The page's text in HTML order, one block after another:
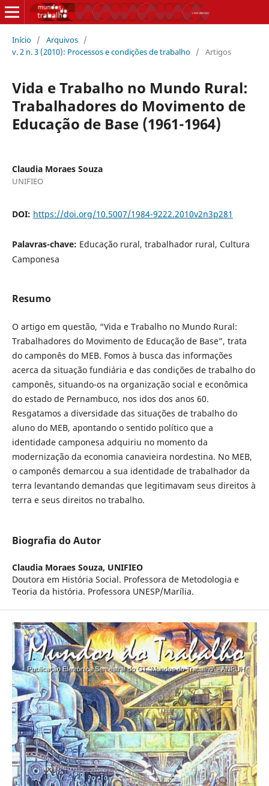
Início / Arquivos /
v. 2 n. 3 (2010): Processos e condições de trabalho / Artigos
Vida e Trabalho no Mundo Rural:
Trabalhadores do Movimento de
Educação de Base (1961-1964)
Claudia Moraes Souza
UNIFIEO
DOI: https://doi.org/10.5007/1984-9222.2010v2n3p281
Palavras-chave: Educação rural, trabalhador rural, Cultura
Camponesa
Resumo
O artigo em questão, “Vida e Trabalho no Mundo Rural:
Trabalhadores do Movimento de Educação de Base”, trata
do camponês do MEB. Fomos à busca das informações
acerca da situação fundiária e das condições de trabalho do
camponês, situando-os na organização social e econômica
do estado de Pernambuco, nos idos dos anos 60.
Resgatamos a diversidade das situações de trabalho do
aluno do MEB, apontando o sentido político que a
identidade camponesa adquiriu no momento da
modernização da economia canavieira nordestina. No MEB,
o camponês demarcou a sua identidade de trabalhador da
terra levantando demandas que legitimavam seus direitos à
terra e seus direitos no trabalho.
Biografia do Autor
Claudia Moraes Souza, UNIFIEO
Doutora em História Social. Professora de Metodologia e
Teoria da história. Professora UNESP/Marília.